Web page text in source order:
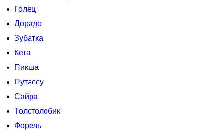
Голец
Дорадо
Зубатка
Кета
Пикша
Путассу
Сайра
Толстолобик
Форель